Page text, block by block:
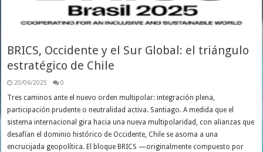
BRICS, Occidente y el Sur Global: el triángulo
estratégico de Chile
20/06/2025 0
Tres caminos ante el nuevo orden multipolar: integración plena,
participación prudente o neutralidad activa. Santiago. A medida que el
sistema internacional gira hacia una nueva multipolaridad, con alianzas que
desafían el dominio histórico de Occidente, Chile se asoma a una
encrucijada geopolítica. El bloque BRICS —originalmente compuesto por